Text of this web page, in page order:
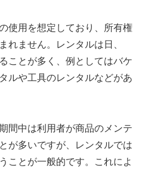
使用を想定しており、所有権
れません。レンタルは日、
ことが多く、例としてはバケ
ルや工具のレンタルなどがあ
間中は利用者が商品のメンテ
が多いですが、レンタルでは
ことが一般的です。これによ